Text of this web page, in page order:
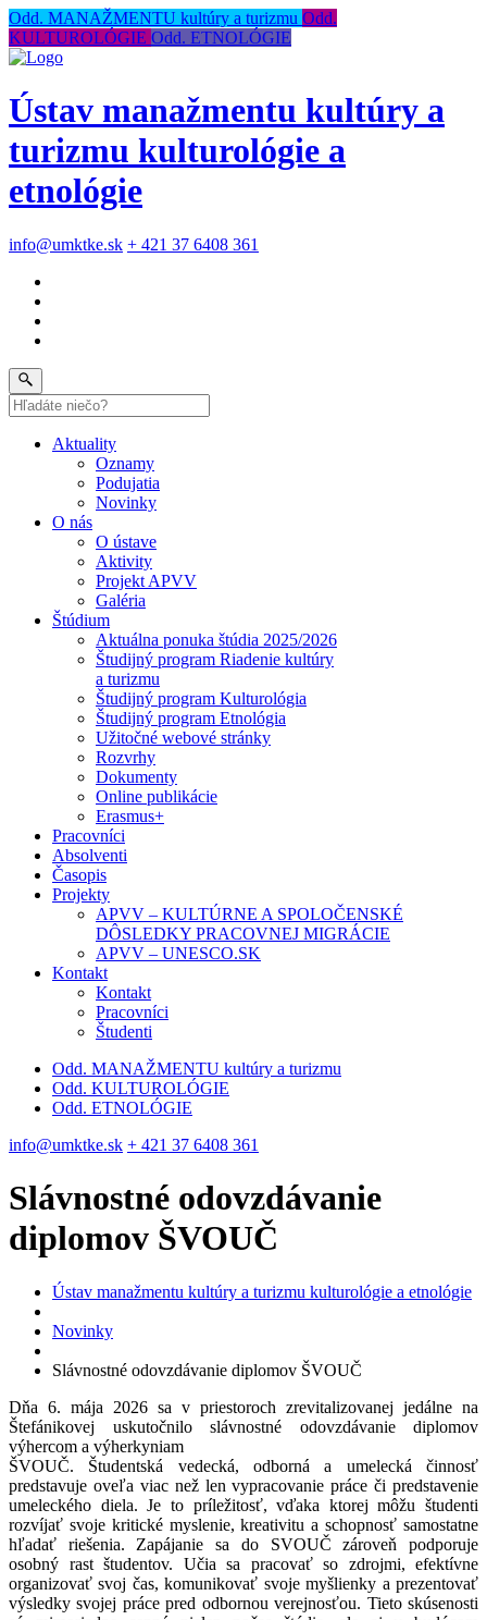
Odd. MANAŽMENTU kultúry a turizmu Odd.
KULTUROLÓGIE Odd. ETNOLÓGIE
Ústav manažmentu kultúry a
turizmu kulturológie a
etnológie
info@umktke.sk + 421 37 6408 361
Aktuality
Oznamy
Podujatia
Novinky
O nás
O ústave
Aktivity
Projekt APVV
Galéria
Štúdium
Aktuálna ponuka štúdia 2025/2026
Študijný program Riadenie kultúry
a turizmu
Študijný program Kulturológia
Študijný program Etnológia
Užitočné webové stránky
Rozvrhy
Dokumenty
Online publikácie
Erasmus+
Pracovníci
Absolventi
Časopis
Projekty
APVV – KULTÚRNE A SPOLOČENSKÉ
DÔSLEDKY PRACOVNEJ MIGRÁCIE
APVV – UNESCO.SK
Kontakt
Kontakt
Pracovníci
Študenti
Odd. MANAŽMENTU kultúry a turizmu
Odd. KULTUROLÓGIE
Odd. ETNOLÓGIE
info@umktke.sk + 421 37 6408 361
Slávnostné odovzdávanie
diplomov ŠVOUČ
Ústav manažmentu kultúry a turizmu kulturológie a etnológie
Novinky
Slávnostné odovzdávanie diplomov ŠVOUČ
Dňa 6. mája 2026 sa v priestoroch zrevitalizovanej jedálne na
Štefánikovej uskutočnilo slávnostné odovzdávanie diplomov
výhercom a výherkyniam
ŠVOUČ. Študentská vedecká, odborná a umelecká činnosť
predstavuje oveľa viac než len vypracovanie práce či predstavenie
umeleckého diela. Je to príležitosť, vďaka ktorej môžu študenti
rozvíjať svoje kritické myslenie, kreativitu a schopnosť samostatne
hľadať riešenia. Zapájanie sa do SVOUČ zároveň podporuje
osobný rast študentov. Učia sa pracovať so zdrojmi, efektívne
organizovať svoj čas, komunikovať svoje myšlienky a prezentovať
výsledky svojej práce pred odbornou verejnosťou. Tieto skúsenosti